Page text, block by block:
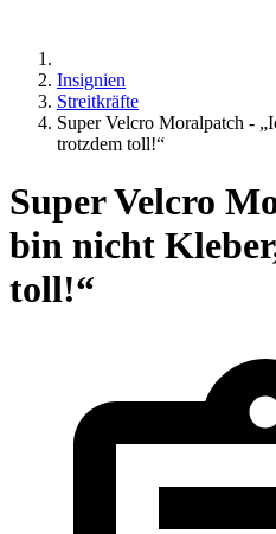
Insignien
Streitkräfte
Super Velcro Moralpatch -
trotzdem toll!“
Super Velcro
bin nicht
toll!“